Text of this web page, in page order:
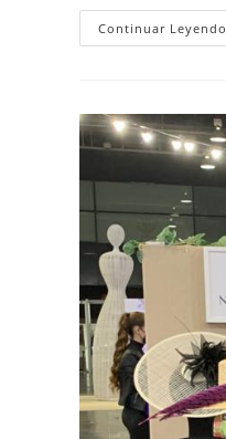
Continuar Leyendo